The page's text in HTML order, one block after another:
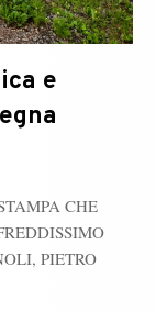
e
CHE
PIETRO